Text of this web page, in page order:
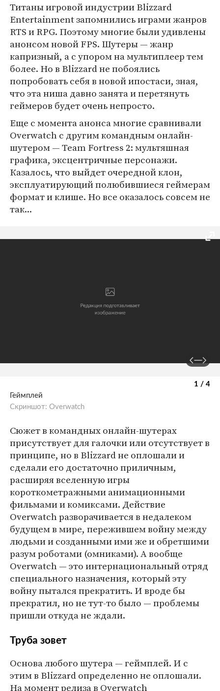
Титаны игровой индустрии Blizzard
Entertainment запомнились играми жанров
RTS и RPG. Поэтому многие были удивлены
анонсом новой FPS. Шутеры — жанр
капризный, а с упором на мультиплеер тем
более. Но в Blizzard не побоялись
попробовать себя в новой ипостаси, зная,
что эта ниша давно занята и перетянуть
геймеров будет очень непросто.
Еще с момента анонса многие сравнивали
Overwatch с другим командным онлайн-
шутером — Team Fortress 2: мультяшная
графика, эксцентричные персонажи.
Казалось, что выйдет очередной клон,
эксплуатирующий полюбившиеся геймерам
формат и клише. Но все оказалось совсем не
так...
1 / 4
Геймплей
Скриншот: Overwatch
Сюжет в командных онлайн-шутерах
присутствует для галочки или отсутствует в
принципе, но в Blizzard не оплошали и
сделали его достаточно приличным,
расширяя вселенную игры
короткометражными анимационными
фильмами и комиксами. Действие
Overwatch разворачивается в недалеком
будущем в мире, пережившем войну между
людьми и созданными ими же и обретшими
разум роботами (омниками). А вообще
Overwatch — это интернациональный отряд
специального назначения, который эту
войну пытался прекратить. И вроде бы
прекратил, но не тут-то было — проблемы
пришли откуда не ждали.
Труба зовет
Основа любого шутера — геймплей. И с
этим в Blizzard определенно не оплошали.
На момент релиза в Overwatch